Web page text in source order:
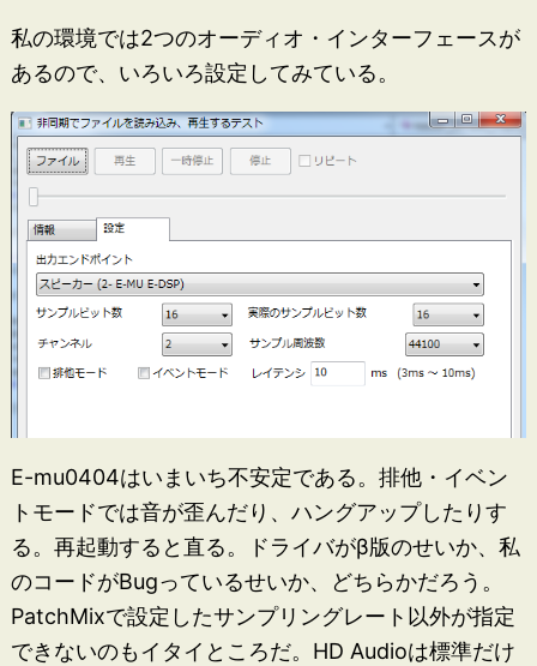
私の環境では2つのオーディオ・インターフェースが
あるので、いろいろ設定してみている。
E-mu0404はいまいち不安定である。排他・イベン
トモードでは音が歪んだり、ハングアップしたりす
る。再起動すると直る。ドライバがβ版のせいか、私
のコードがBugっているせいか、どちらかだろう。
PatchMixで設定したサンプリングレート以外が指定
できないのもイタイところだ。HD Audioは標準だけ